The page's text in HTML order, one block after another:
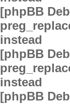
[phpBB
instead
[phpBB
instead
[phpBB